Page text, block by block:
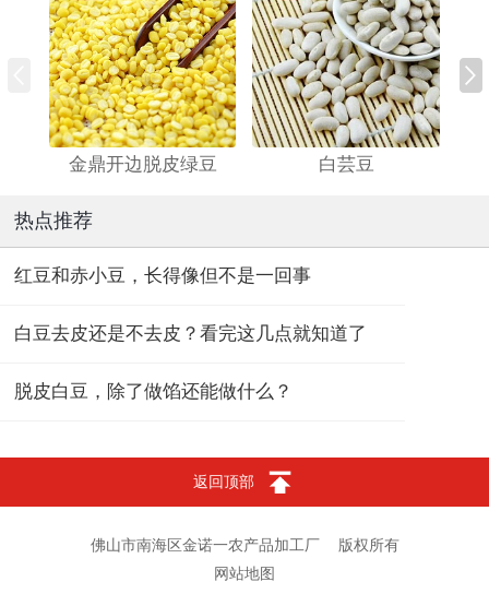
金鼎开边脱皮绿豆 白芸豆
热点推荐
红豆和赤小豆，长得像但不是一回事
白豆去皮还是不去皮？看完这几点就知道了
脱皮白豆，除了做馅还能做什么？
返回顶部
佛山市南海区金诺一农产品加工厂
版权所有
网站地图